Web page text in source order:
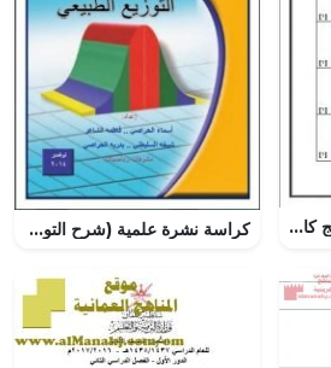
اختبار قصير نموذج 10 (منهج كامبردج) (رياضيات) السابع كراسة نشرة علمية (شرح التوزيع الطبيعي) (رياضيات) العاشر